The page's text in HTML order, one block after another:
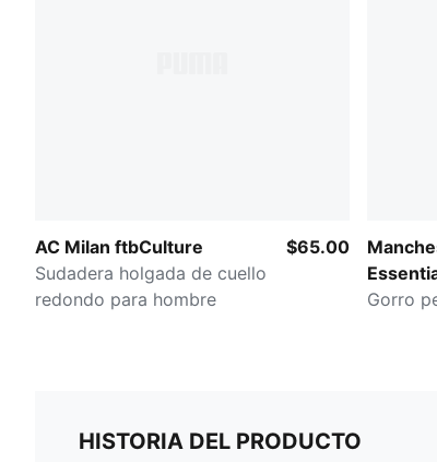
AC Milan ftbCulture
Sudadera holgada de cuello
redondo para hombre
$65.00
Gorro
HISTORIA DEL PRODUCTO